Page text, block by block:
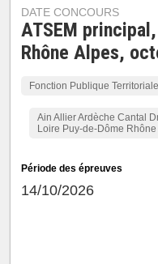
DATE CONCOURS
ATSEM
Rhône Alpes,
Fonction Publique Territoriale
Ain Allier Ardèche Cantal
Loire Puy-de-Dôme
Période des épreuves
14/10/2026